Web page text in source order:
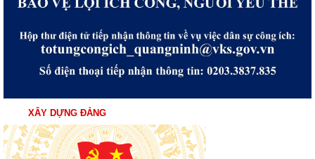
XÂY DỰNG ĐẢNG